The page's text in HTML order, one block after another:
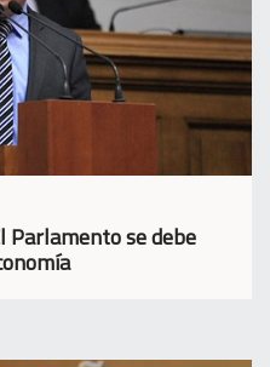
Parlamento se debe